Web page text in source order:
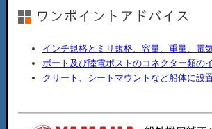
インチ規格とミリ規格、容量、重量、電
ボート及び陸電ポストのコネクター類の
クリート、シートマウントなど船体に設